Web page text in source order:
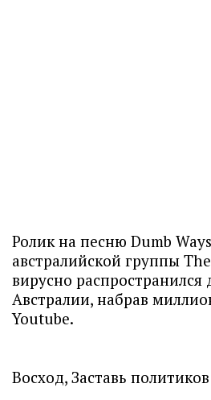
Ролик на песню Dumb
австралийской группы
вирусно распространился
Австралии, набрав
Youtube.
Восход, Заставь